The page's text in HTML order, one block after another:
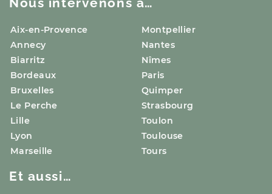
Aix-en-Provence
Annecy
Biarritz
Bordeaux
Bruxelles
Le Perche
Lille
Lyon
Marseille
Montpellier
Nantes
Nîmes
Paris
Quimper
Strasbourg
Toulon
Toulouse
Tours
Et aussi…